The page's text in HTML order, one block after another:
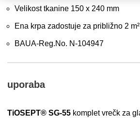
Velikost tkanine 150 x 240 mm
Ena krpa zadostuje za približno 2 m²
BAUA-Reg.No. N-104947
uporaba
TiOSEPT® SG-55 komplet vrečk za